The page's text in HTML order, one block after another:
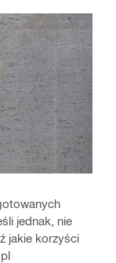
jednak, nie
jakie korzyści